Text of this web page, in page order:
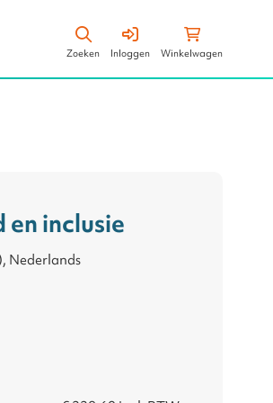
Zoeken
Zoeken Inloggen
Winkelwagen
Winkelwagen
inclusie
Nederlands